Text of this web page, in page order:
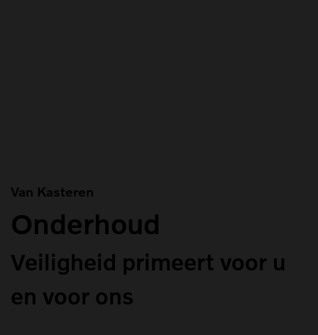
Van Kasteren
Onderhoud
Veiligheid primeert voor u
en voor ons